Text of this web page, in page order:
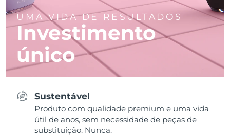
UMA VIDA DE RESULTADOS
Investimento
único
Sustentável
Produto com qualidade premium e uma vida
útil de anos, sem necessidade de peças de
substituição. Nunca.